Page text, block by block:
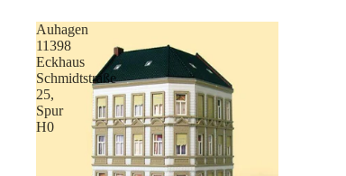
Auhagen
11398
Eckhaus
Schmidtstraße
25,
Spur
H0